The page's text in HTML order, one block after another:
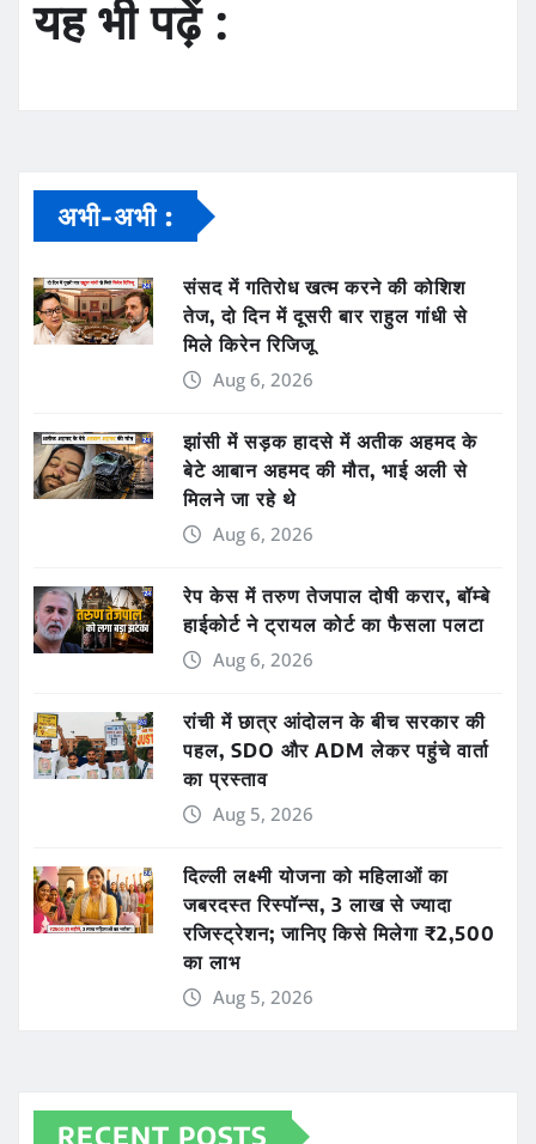
यह भी पढ़ें :
अभी-अभी :
संसद में गतिरोध खत्म करने की कोशिश
तेज, दो दिन में दूसरी बार राहुल गांधी से
मिले किरेन रिजिजू
Aug 6, 2026
झांसी में सड़क हादसे में अतीक अहमद के
बेटे आबान अहमद की मौत, भाई अली से
मिलने जा रहे थे
Aug 6, 2026
रेप केस में तरुण तेजपाल दोषी करार, बॉम्बे
हाईकोर्ट ने ट्रायल कोर्ट का फैसला पलटा
Aug 6, 2026
रांची में छात्र आंदोलन के बीच सरकार की
पहल, SDO और ADM लेकर पहुंचे वार्ता
का प्रस्ताव
Aug 5, 2026
दिल्ली लक्ष्मी योजना को महिलाओं का
जबरदस्त रिस्पॉन्स, 3 लाख से ज्यादा
रजिस्ट्रेशन; जानिए किसे मिलेगा ₹2,500
का लाभ
Aug 5, 2026
RECENT POSTS